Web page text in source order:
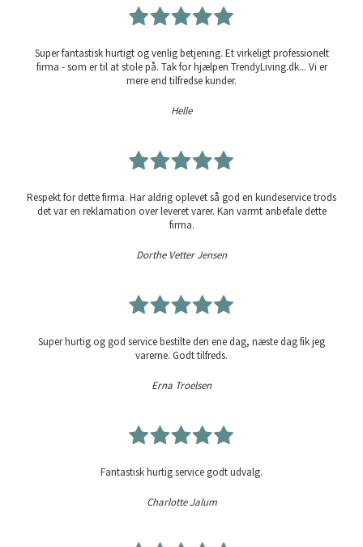
Super fantastisk hurtigt og venlig betjening. Et virkeligt professionelt
firma - som er til at stole på. Tak for hjælpen TrendyLiving.dk... Vi er
mere end tilfredse kunder.
Helle
Respekt for dette firma. Har aldrig oplevet så god en kundeservice trods
det var en reklamation over leveret varer. Kan varmt anbefale dette
firma.
Dorthe Vetter Jensen
Super hurtig og god service bestilte den ene dag, næste dag fik jeg
varerne. Godt tilfreds.
Erna Troelsen
Fantastisk hurtig service godt udvalg.
Charlotte Jalum